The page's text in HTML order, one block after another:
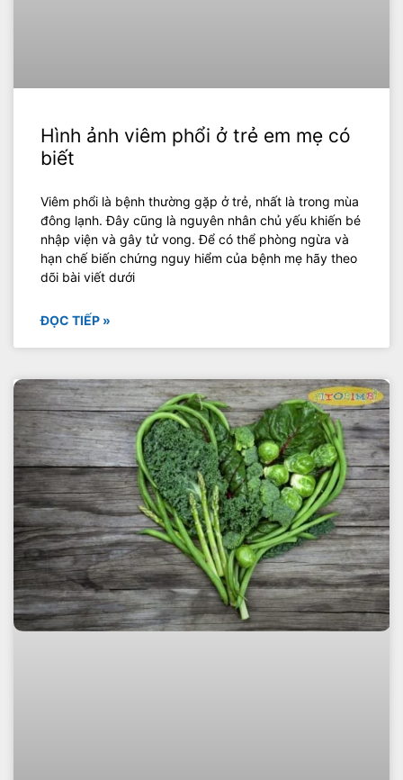
Hình ảnh viêm phổi ở trẻ em mẹ có
biết
Viêm phổi là bệnh thường gặp ở trẻ, nhất là trong mùa
đông lạnh. Đây cũng là nguyên nhân chủ yếu khiến bé
nhập viện và gây tử vong. Để có thể phòng ngừa và
hạn chế biến chứng nguy hiểm của bệnh mẹ hãy theo
dõi bài viết dưới
ĐỌC TIẾP »